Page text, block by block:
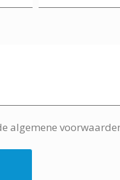
algemene